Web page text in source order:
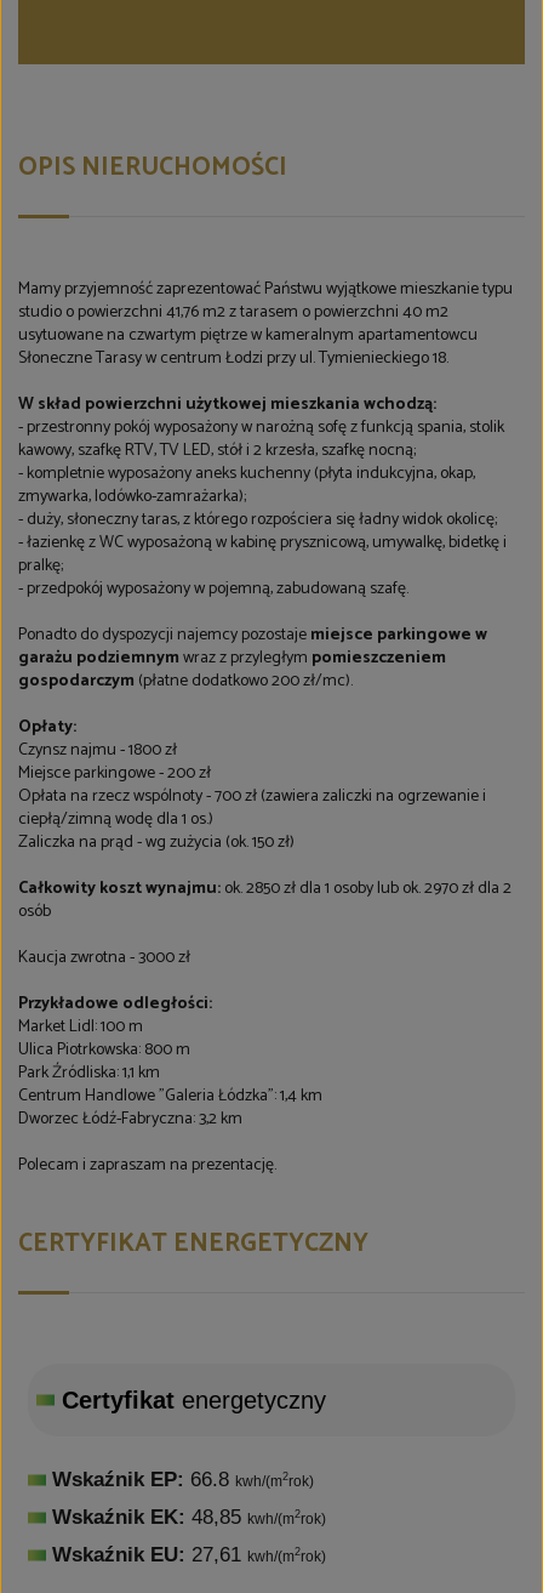
OPIS NIERUCHOMOŚCI
Mamy przyjemność zaprezentować Państwu wyjątkowe mieszkanie typu
studio o powierzchni 41,76 m2 z tarasem o powierzchni 40 m2
usytuowane na czwartym piętrze w kameralnym apartamentowcu
Słoneczne Tarasy w centrum Łodzi przy ul. Tymienieckiego 18.
W skład powierzchni użytkowej mieszkania wchodzą:
- przestronny pokój wyposażony w narożną sofę z funkcją spania, stolik
kawowy, szafkę RTV, TV LED, stół i 2 krzesła, szafkę nocną;
- kompletnie wyposażony aneks kuchenny (płyta indukcyjna, okap,
zmywarka, lodówko-zamrażarka);
- duży, słoneczny taras, z którego rozpościera się ładny widok okolicę;
- łazienkę z WC wyposażoną w kabinę prysznicową, umywalkę, bidetkę i
pralkę;
- przedpokój wyposażony w pojemną, zabudowaną szafę.
Ponadto do dyspozycji najemcy pozostajemiejsce parkingowe w
garażu podziemnymwraz z przyległym pomieszczeniem
gospodarczym (płatne dodatkowo 200 zł/mc).
Opłaty:
Czynsz najmu - 1800 zł
Miejsce parkingowe - 200 zł
Opłata na rzecz wspólnoty - 700 zł (zawiera zaliczki na ogrzewanie i
ciepłą/zimną wodę dla 1 os.)
Zaliczka na prąd - wg zużycia (ok. 150 zł)
Całkowity koszt wynajmu:ok. 2850 zł dla 1 osoby lub ok. 2970 zł dla 2
osób
Kaucja zwrotna - 3000 zł
Przykładowe odległości:
Market Lidl: 100 m
Ulica Piotrkowska: 800 m
Park Źródliska: 1,1 km
Centrum Handlowe "Galeria Łódzka": 1,4 km
Dworzec Łódź-Fabryczna: 3,2 km
Polecam i zapraszam na prezentację.
CERTYFIKAT ENERGETYCZNY
Certyfikat energetyczny
Wskaźnik EP: 66.8 kwh/(m2rok)
Wskaźnik EK: 48,85 kwh/(m2rok)
Wskaźnik EU: 27,61 kwh/(m2rok)